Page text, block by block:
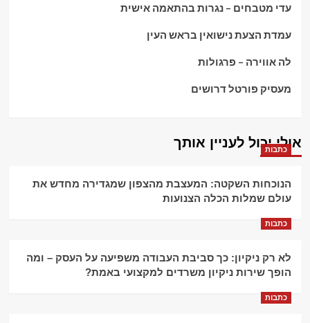
עדי מטבחים – נגרות בהתאמה אישית
עמדת הצעת נישואין בראש העין
לה אווירה – פרגולות
מעסיק פורטל דרושים
אולי יכול לעניין אותך
כתבות
הנוכחות השקטה: המעצבת מהצפון שמגדירה מחדש את
עולם שמלות הכלה הצנועות
כתבות
לא רק ניקיון: כך סביבת העבודה משפיעה על העסק – ומה
הופך שירות ניקיון משרדים למקצועי באמת?
כתבות